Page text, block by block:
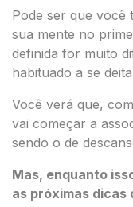
Pode ser que você
sua mente no
definida for muito
habituado a se
Você verá que,
vai começar a
sendo o de
Mas, enquanto
as próximas dicas